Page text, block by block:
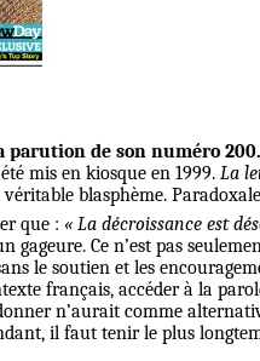
parution de son numéro
mis en kiosque en 1999. La
blasphème.
que : « La décroissance est
gageure. Ce n’est pas
le soutien et les
français, accéder à la
n’aurait comme
il faut tenir le plus